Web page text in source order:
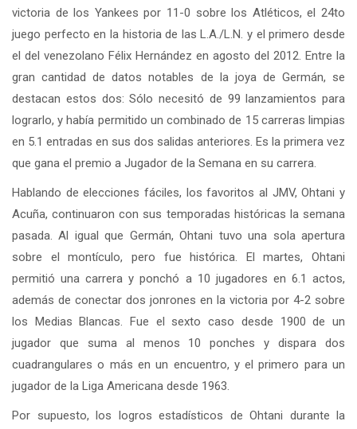
victoria de los Yankees por 11-0 sobre los Atléticos, el 24to
juego perfecto en la historia de las L.A./L.N. y el primero desde
el del venezolano Félix Hernández en agosto del 2012. Entre la
gran cantidad de datos notables de la joya de Germán, se
destacan estos dos: Sólo necesitó de 99 lanzamientos para
lograrlo, y había permitido un combinado de 15 carreras limpias
en 5.1 entradas en sus dos salidas anteriores. Es la primera vez
que gana el premio a Jugador de la Semana en su carrera.
Hablando de elecciones fáciles, los favoritos al JMV, Ohtani y
Acuña, continuaron con sus temporadas históricas la semana
pasada. Al igual que Germán, Ohtani tuvo una sola apertura
sobre el montículo, pero fue histórica. El martes, Ohtani
permitió una carrera y ponchó a 10 jugadores en 6.1 actos,
además de conectar dos jonrones en la victoria por 4-2 sobre
los Medias Blancas. Fue el sexto caso desde 1900 de un
jugador que suma al menos 10 ponches y dispara dos
cuadrangulares o más en un encuentro, y el primero para un
jugador de la Liga Americana desde 1963.
Por supuesto, los logros estadísticos de Ohtani durante la